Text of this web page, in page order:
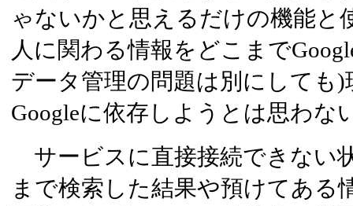
ゃないかと思えるだけの機能と
人に関わる情報をどこまで
データ管理の問題は別にしても
Googleに依存しようとは思わな
サービスに直接接続できない
まで検索した結果や預けてある